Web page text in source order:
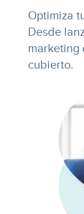
Optimiza
Desde
marketing
cubierto.